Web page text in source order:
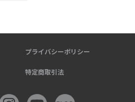
プライバシーポリシー
特定商取引法